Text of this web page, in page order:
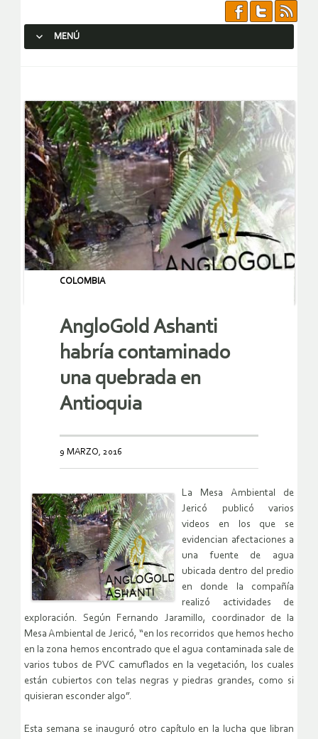
MENÚ
COLOMBIA
AngloGold Ashanti
habría contaminado
una quebrada en
Antioquia
9 MARZO, 2016
La Mesa Ambiental de
Jericó publicó varios
videos en los que se
evidencian afectaciones a
una fuente de agua
ubicada dentro del predio
en donde la compañía
realizó actividades de
exploración. Según Fernando Jaramillo, coordinador de la
Mesa Ambiental de Jericó, “en los recorridos que hemos hecho
en la zona hemos encontrado que el agua contaminada sale de
varios tubos de PVC camuflados en la vegetación, los cuales
están cubiertos con telas negras y piedras grandes, como si
quisieran esconder algo”.
Esta semana se inauguró otro capítulo en la lucha que libran